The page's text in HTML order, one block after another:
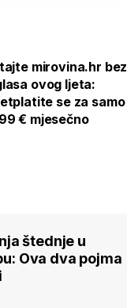
mirovina.hr bez
ovog ljeta:
se za samo
€ mjesečno
štednje u
Ova dva pojma